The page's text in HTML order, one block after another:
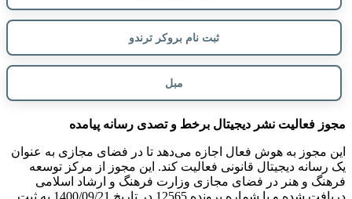
ثبت نام بروکر ترندو
مبل
مجوز فعالیت نشر دیجیتال برخط و تصدی رسانه پیامده
این مجوز به هوش فعال اجازه می‌دهد تا در فضای مجازی به عنوان
یک رسانه دیجیتال قانونی فعالیت کند. این مجوز از مرکز توسعه
فرهنگ و هنر در فضای مجازی وزارت فرهنگ و ارشاد اسلامی
دریافت شده و با شماره پرونده 12565 در تاریخ 1400/09/21 به ثبت